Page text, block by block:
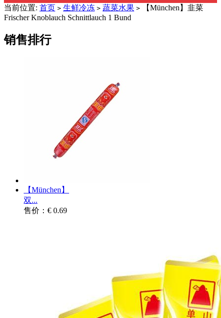
当前位置: 首页 > 生鲜冷冻 > 蔬菜水果 > 【München】韭菜
Frischer Knoblauch Schnittlauch 1 Bund
销售排行
【München】
双...
售价：€ 0.69